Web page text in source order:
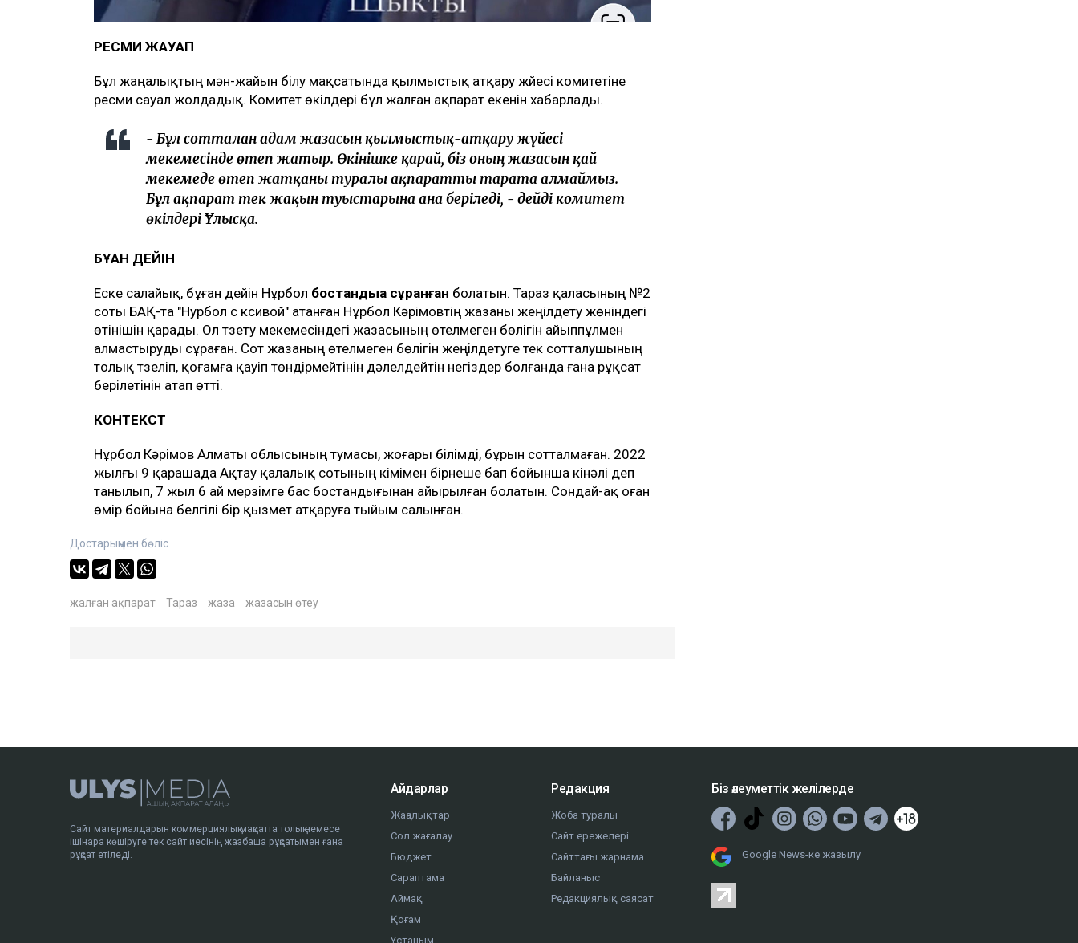
РЕСМИ ЖАУАП
Бұл жаңалықтың мән-жайын білу мақсатында қылмыстық атқару жүйесі комитетіне
ресми сауал жолдадық. Комитет өкілдері бұл жалған ақпарат екенін хабарлады.
- Бұл сотталған адам жазасын қылмыстық-атқару жүйесі
мекемесінде өтеп жатыр. Өкінішке қарай, біз оның жазасын қай
мекемеде өтеп жатқаны туралы ақпаратты тарата алмаймыз.
Бұл ақпарат тек жақын туыстарына ғана беріледі, - дейді комитет
өкілдері Ұлысқа.
БҰҒАН ДЕЙІН
Еске салайық, бұған дейін Нұрбол бостандыққа сұранған болатын. Тараз қаласының №2
соты БАҚ-та "Нурбол с ксивой" атанған Нұрбол Кәрімовтің жазаны жеңілдету жөніндегі
өтінішін қарады. Ол түзету мекемесіндегі жазасының өтелмеген бөлігін айыппұлмен
алмастыруды сұраған. Сот жазаның өтелмеген бөлігін жеңілдетуге тек сотталушының
толық түзеліп, қоғамға қауіп төндірмейтінін дәлелдейтін негіздер болғанда ғана рұқсат
берілетінін атап өтті.
КОНТЕКСТ
Нұрбол Кәрімов Алматы облысының тумасы, жоғары білімді, бұрын сотталмаған. 2022
жылғы 9 қарашада Ақтау қалалық сотының үкімімен бірнеше бап бойынша кінәлі деп
танылып, 7 жыл 6 ай мерзімге бас бостандығынан айырылған болатын. Сондай-ақ оған
өмір бойына белгілі бір қызмет атқаруға тыйым салынған.
Достарыңмен бөліс
жалған ақпарат Тараз жаза жазасын өтеу
Сайт материалдарын коммерциялық мақсатта толық немесе
ішінара көшіруге тек сайт иесінің жазбаша рұқсатымен ғана
рұқсат етіледі.
Айдарлар
Жаңалықтар
Сол жағалау
Бюджет
Сараптама
Аймақ
Қоғам
Ұстаным
Редакция
Жоба туралы
Сайт ережелері
Сайттағы жарнама
Байланыс
Редакциялық саясат
Біз әлеуметтік желілерде
Google News-ке жазылу